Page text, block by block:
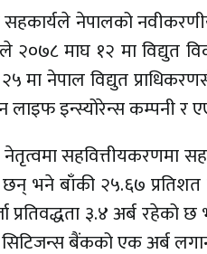
नेपालको
माघ १२ मा विद्युत
मा नेपाल विद्युत
लाइफ इन्स्योरेन्स कम्पनी र
नेतृत्वमा
छन् भने बाँकी २५.६७
प्रतिवद्धता ३.४ अर्ब
बैंकको एक अर्ब